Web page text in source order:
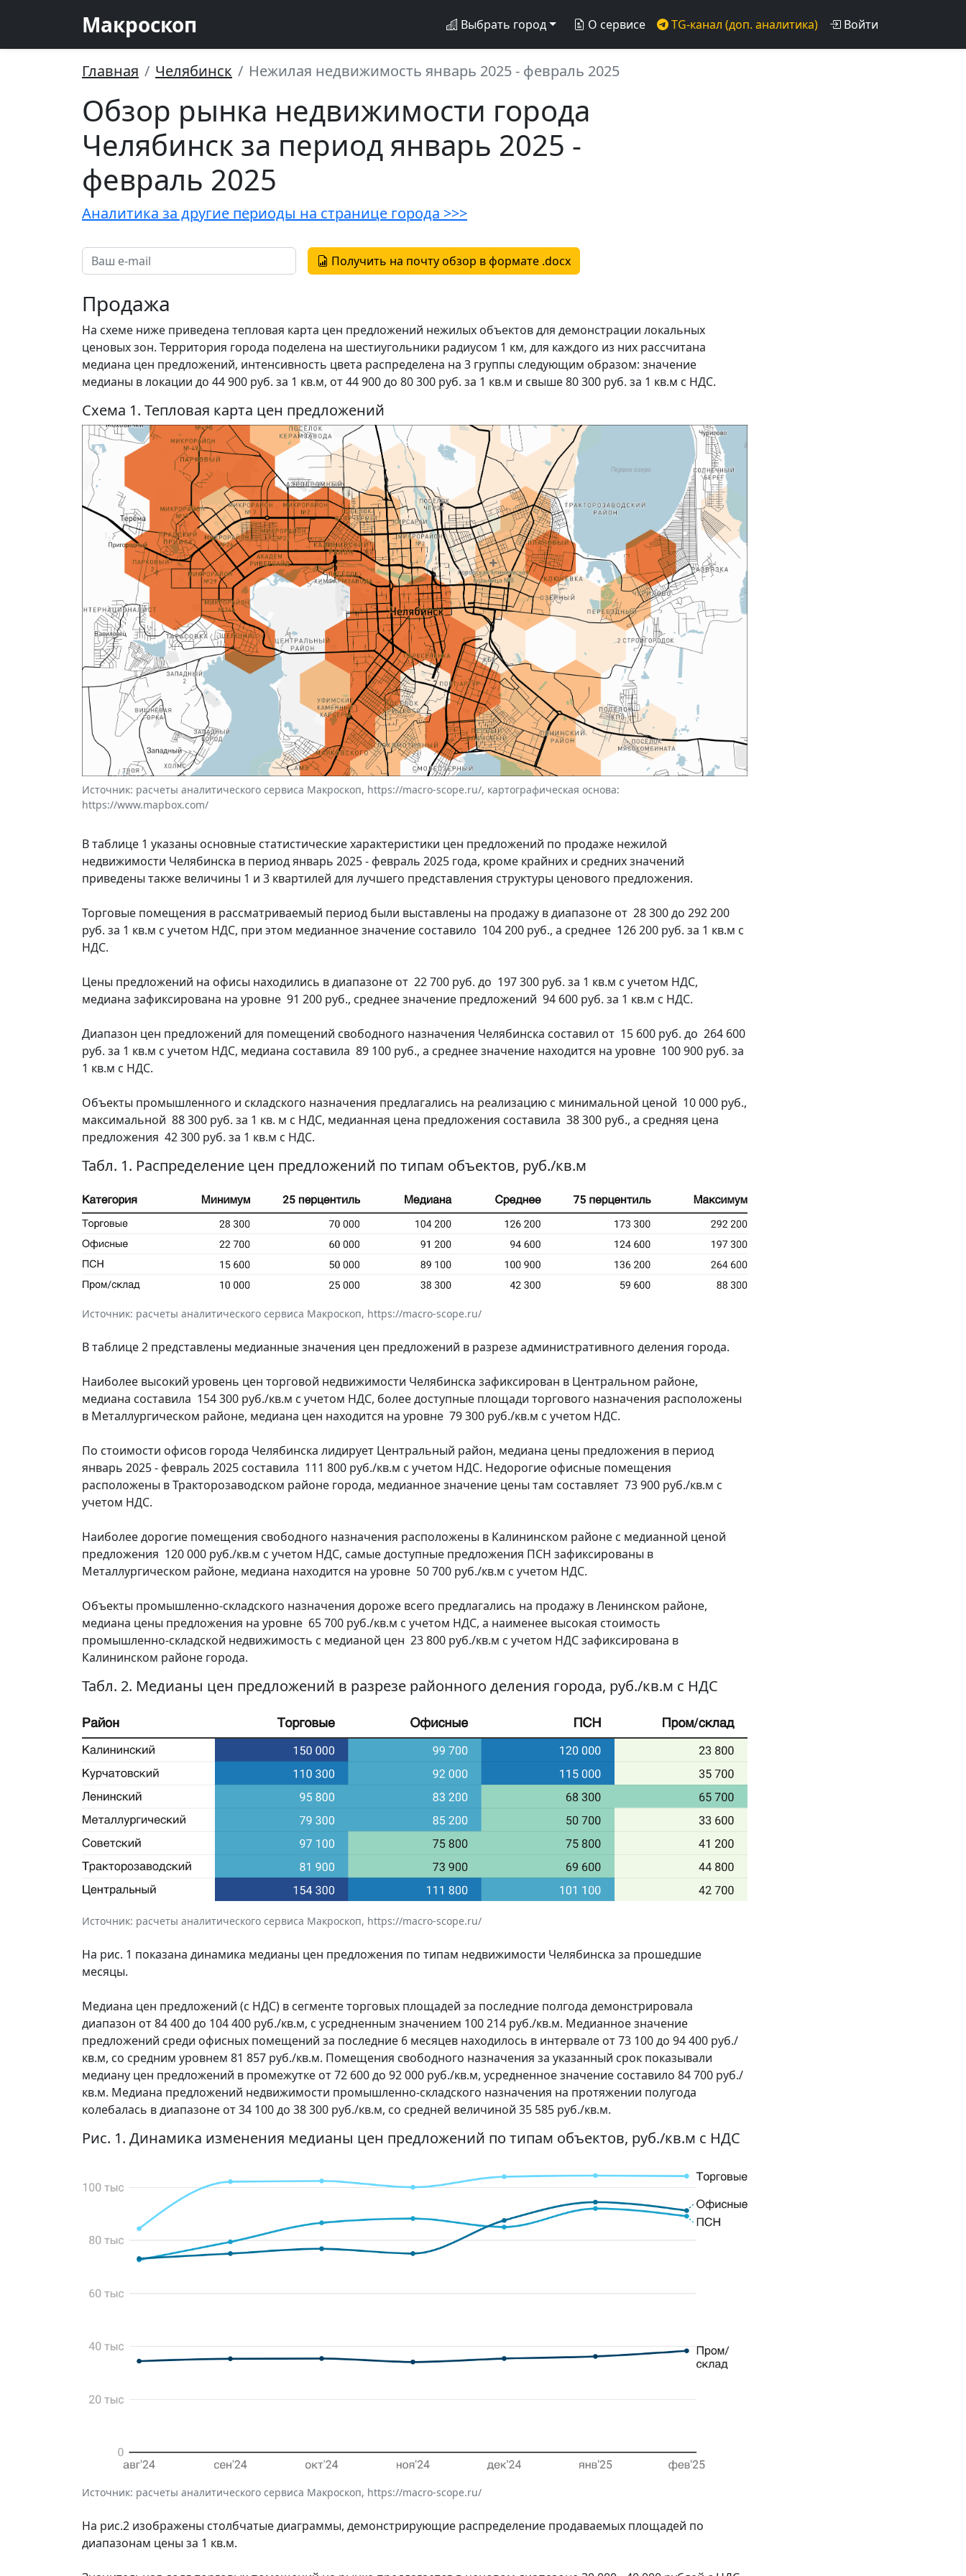
Макроскоп Выбрать город О сервисе TG-канал (доп. аналитика) Войти
Главная Челябинск Нежилая недвижимость январь 2025 - февраль 2025
Обзор рынка недвижимости города
Челябинск за период январь 2025 -
февраль 2025
Аналитика за другие периоды на странице города >>>
Получить на почту обзор в формате .docx
Продажа
На схеме ниже приведена тепловая карта цен предложений нежилых объектов для демонстрации локальных
ценовых зон. Территория города поделена на шестиугольники радиусом 1 км, для каждого из них рассчитана
медиана цен предложений, интенсивность цвета распределена на 3 группы следующим образом: значение
медианы в локации до 44 900 руб. за 1 кв.м, от 44 900 до 80 300 руб. за 1 кв.м и свыше 80 300 руб. за 1 кв.м с НДС.
Схема 1. Тепловая карта цен предложений
Источник: расчеты аналитического сервиса Макроскоп, https://macro-scope.ru/, картографическая основа:
https://www.mapbox.com/
В таблице 1 указаны основные статистические характеристики цен предложений по продаже нежилой
недвижимости Челябинска в период январь 2025 - февраль 2025 года, кроме крайних и средних значений
приведены также величины 1 и 3 квартилей для лучшего представления структуры ценового предложения.
Торговые помещения в рассматриваемый период были выставлены на продажу в диапазоне от 28 300 до 292 200
руб. за 1 кв.м с учетом НДС, при этом медианное значение составило 104 200 руб., а среднее 126 200 руб. за 1 кв.м с
НДС.
Цены предложений на офисы находились в диапазоне от 22 700 руб. до 197 300 руб. за 1 кв.м с учетом НДС,
медиана зафиксирована на уровне 91 200 руб., среднее значение предложений 94 600 руб. за 1 кв.м с НДС.
Диапазон цен предложений для помещений свободного назначения Челябинска составил от 15 600 руб. до 264 600
руб. за 1 кв.м с учетом НДС, медиана составила 89 100 руб., а среднее значение находится на уровне 100 900 руб. за
1 кв.м с НДС.
Объекты промышленного и складского назначения предлагались на реализацию с минимальной ценой 10 000 руб.,
максимальной 88 300 руб. за 1 кв. м с НДС, медианная цена предложения составила 38 300 руб., а средняя цена
предложения 42 300 руб. за 1 кв.м с НДС.
Табл. 1. Распределение цен предложений по типам объектов, руб./кв.м
Источник: расчеты аналитического сервиса Макроскоп, https://macro-scope.ru/
В таблице 2 представлены медианные значения цен предложений в разрезе административного деления города.
Наиболее высокий уровень цен торговой недвижимости Челябинска зафиксирован в Центральном районе,
медиана составила 154 300 руб./кв.м с учетом НДС, более доступные площади торгового назначения расположены
в Металлургическом районе, медиана цен находится на уровне 79 300 руб./кв.м с учетом НДС.
По стоимости офисов города Челябинска лидирует Центральный район, медиана цены предложения в период
январь 2025 - февраль 2025 составила 111 800 руб./кв.м с учетом НДС. Недорогие офисные помещения
расположены в Тракторозаводском районе города, медианное значение цены там составляет 73 900 руб./кв.м с
учетом НДС.
Наиболее дорогие помещения свободного назначения расположены в Калининском районе с медианной ценой
предложения 120 000 руб./кв.м с учетом НДС, самые доступные предложения ПСН зафиксированы в
Металлургическом районе, медиана находится на уровне 50 700 руб./кв.м с учетом НДС.
Объекты промышленно-складского назначения дороже всего предлагались на продажу в Ленинском районе,
медиана цены предложения на уровне 65 700 руб./кв.м с учетом НДС, а наименее высокая стоимость
промышленно-складской недвижимость с медианой цен 23 800 руб./кв.м с учетом НДС зафиксирована в
Калининском районе города.
Табл. 2. Медианы цен предложений в разрезе районного деления города, руб./кв.м с НДС
Источник: расчеты аналитического сервиса Макроскоп, https://macro-scope.ru/
На рис. 1 показана динамика медианы цен предложения по типам недвижимости Челябинска за прошедшие
месяцы.
Медиана цен предложений (с НДС) в сегменте торговых площадей за последние полгода демонстрировала
диапазон от 84 400 до 104 400 руб./кв.м, с усредненным значением 100 214 руб./кв.м. Медианное значение
предложений среди офисных помещений за последние 6 месяцев находилось в интервале от 73 100 до 94 400 руб./
кв.м, со средним уровнем 81 857 руб./кв.м. Помещения свободного назначения за указанный срок показывали
медиану цен предложений в промежутке от 72 600 до 92 000 руб./кв.м, усредненное значение составило 84 700 руб./
кв.м. Медиана предложений недвижимости промышленно-складского назначения на протяжении полугода
колебалась в диапазоне от 34 100 до 38 300 руб./кв.м, со средней величиной 35 585 руб./кв.м.
Рис. 1. Динамика изменения медианы цен предложений по типам объектов, руб./кв.м с НДС
Источник: расчеты аналитического сервиса Макроскоп, https://macro-scope.ru/
На рис.2 изображены столбчатые диаграммы, демонстрирующие распределение продаваемых площадей по
диапазонам цены за 1 кв.м.